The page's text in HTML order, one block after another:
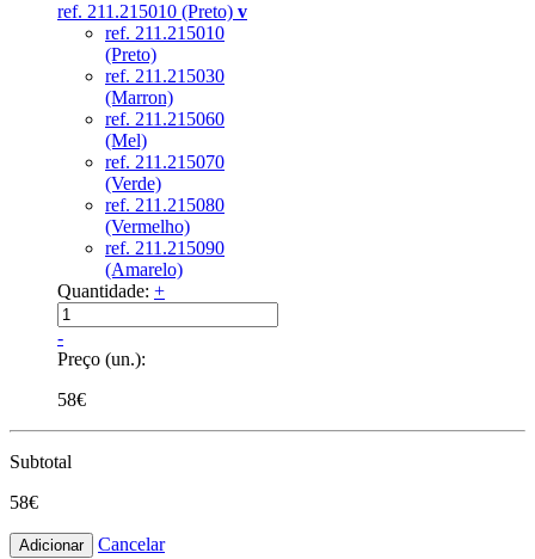
ref. 211.215010 (Preto) v
ref. 211.215010
(Preto)
ref. 211.215030
(Marron)
ref. 211.215060
(Mel)
ref. 211.215070
(Verde)
ref. 211.215080
(Vermelho)
ref. 211.215090
(Amarelo)
Quantidade: +
-
Preço (un.):
58€
Subtotal
58€
Cancelar